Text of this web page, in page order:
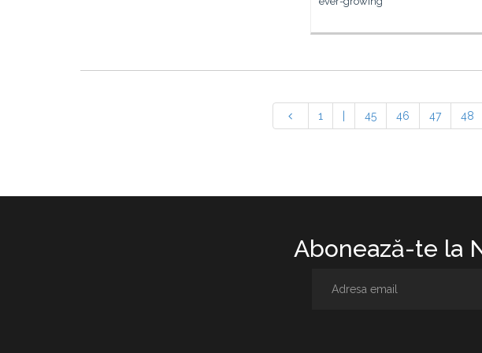
1 45 46 47 48
Abonează-te la